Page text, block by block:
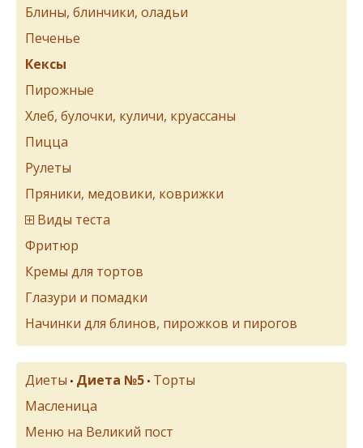
Блины, блинчики, оладьи
Печенье
Кексы
Пирожные
Хлеб, булочки, куличи, круассаны
Пицца
Рулеты
Пряники, медовики, коврижки
Виды теста
Фритюр
Кремы для тортов
Глазури и помадки
Начинки для блинов, пирожков и пирогов
Диеты • Диета №5 • Торты
Масленица
Меню на Великий пост